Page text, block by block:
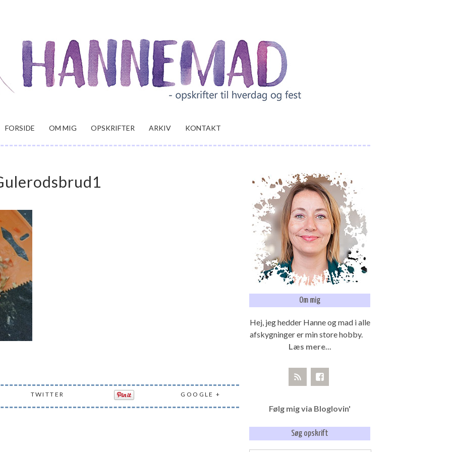
FORSIDE OM MIG OPSKRIFTER ARKIV KONTAKT
TWITTER GOOGLE +
Om mig
Hej, jeg hedder Hanne og mad i alle
afskygninger er min store hobby.
Læs mere...
Følg mig via Bloglovin'
Søg opskrift